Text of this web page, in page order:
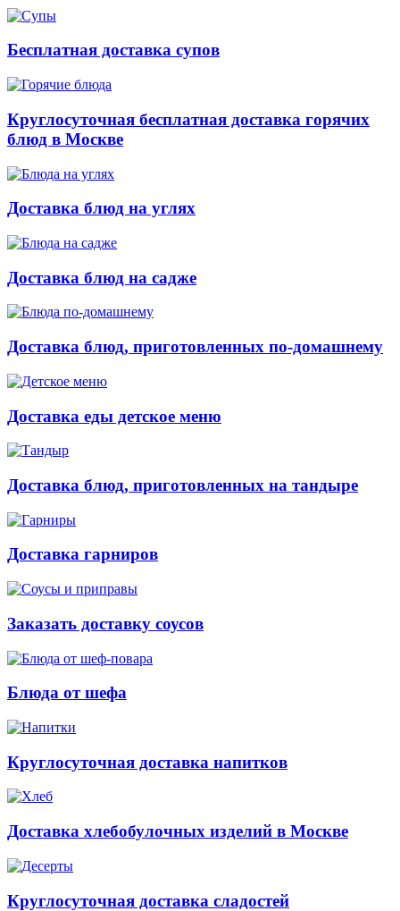
Бесплатная доставка супов
Круглосуточная бесплатная доставка горячих
блюд в Москве
Доставка блюд на углях
Доставка блюд на садже
Доставка блюд, приготовленных по-домашнему
Доставка еды детское меню
Доставка блюд, приготовленных на тандыре
Доставка гарниров
Заказать доставку соусов
Блюда от шефа
Круглосуточная доставка напитков
Доставка хлебобулочных изделий в Москве
Круглосуточная доставка сладостей